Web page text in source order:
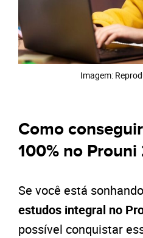
Imagem:
Como
100% no
Se você está
estudos integral no
possível conquistar